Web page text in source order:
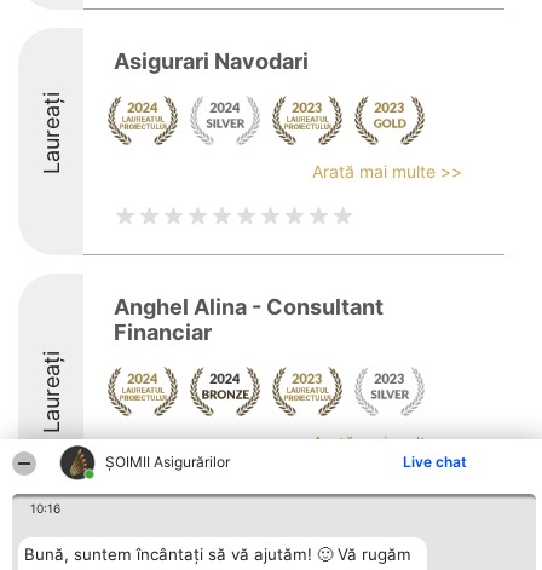
ȘOIMII Asigurărilor Live chat
10:16
Bună, suntem încântați să vă ajutăm! 🙂 Vă rugăm
Laureați
Asigurari Navodari
Arată mai multe >>
Laureați
Anghel Alina - Consultant
Financiar
Arată mai multe >>